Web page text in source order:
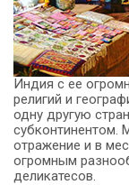
Индия с ее
религий и
одну другую
субконтинентом.
отражение и в
огромным
деликатесов.